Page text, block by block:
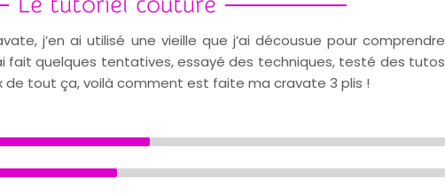
j’en ai utilisé une vieille que j’ai décousue pour comprendre
fait quelques tentatives, essayé des techniques, testé des tutos
de tout ça, voilà comment est faite ma cravate 3 plis !